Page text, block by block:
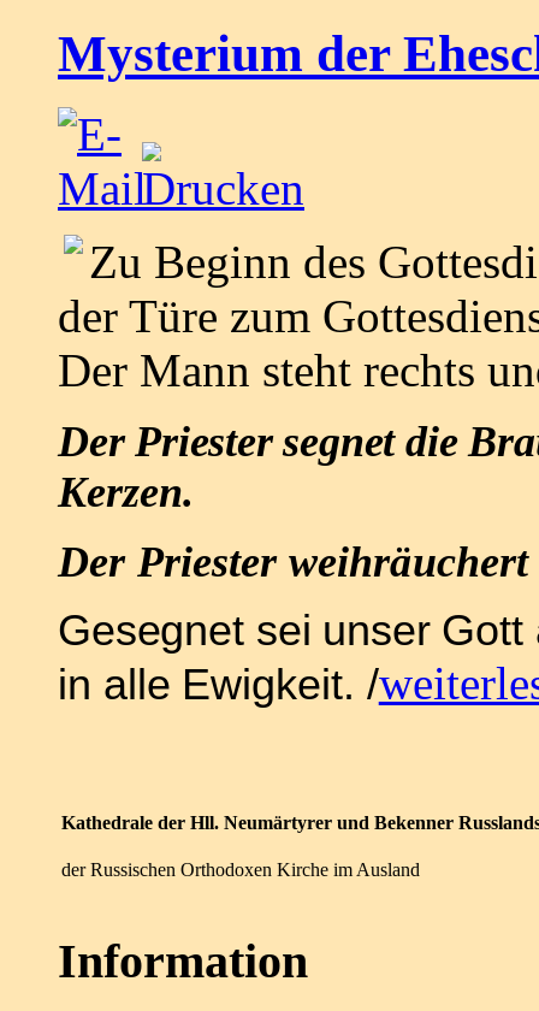
Mysterium der
Zu Beginn des
der Türe zum
Der Mann steht rechts
Der Priester segnet die
Kerzen.
Der Priester weihräuchert
Gesegnet sei unser
in alle Ewigkeit. /
Kathedrale der Hll. Neumärtyrer und Bekenner
der Russischen Orthodoxen Kirche im Ausland
Information